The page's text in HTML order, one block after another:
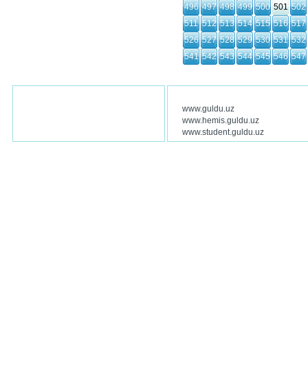
496 497 498 499 500 501 502
511 512 513 514 515 516 517
526 527 528 529 530 531 532
541 542 543 544 545 546 547
www.guldu.uz
www.hemis.guldu.uz
www.student.guldu.uz